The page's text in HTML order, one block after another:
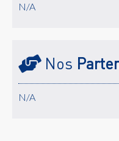
N/A
Nos
N/A